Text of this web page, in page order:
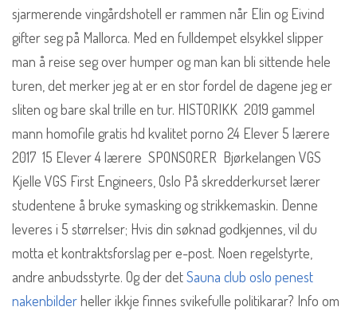
sjarmerende vingårdshotell er rammen når Elin og Eivind
gifter seg på Mallorca. Med en fulldempet elsykkel slipper
man å reise seg over humper og man kan bli sittende hele
turen, det merker jeg at er en stor fordel de dagene jeg er
sliten og bare skal trille en tur. HISTORIKK ​ 2019 gammel
mann homofile gratis hd kvalitet porno 24 Elever 5 lærere ​
2017 ​ 15 Elever 4 lærere ​ SPONSORER ​ Bjørkelangen VGS
Kjelle VGS First Engineers, Oslo På skredderkurset lærer
studentene å bruke symasking og strikkemaskin. Denne
leveres i 5 størrelser; Hvis din søknad godkjennes, vil du
motta et kontraktsforslag per e-post. Noen regelstyrte,
andre anbudsstyrte. Og der detSauna club oslo penest
nakenbilderheller ikkje finnes svikefulle politikarar? Info om